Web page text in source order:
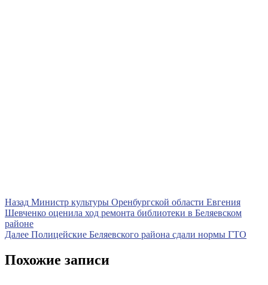
Навигация
по
записям
Назад Предыдущая
запись
Министр культуры Оренбургской области Евгения
Шевченко оценила ход ремонта библиотеки в Беляевском
районе
Далее Следующая
Полицейские Беляевского района сдали нормы ГТО
Похожие записи